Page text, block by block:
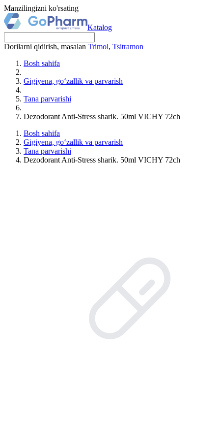
Manzilingizni ko'rsating
Katalog
Dorilarni qidirish, masalan Trimol, Tsitramon
Bosh sahifa
Gigiyena, go‘zallik va parvarish
Tana parvarishi
Dezodorant Anti-Stress sharik. 50ml VICHY 72ch
Bosh sahifa
Gigiyena, go‘zallik va parvarish
Tana parvarishi
Dezodorant Anti-Stress sharik. 50ml VICHY 72ch